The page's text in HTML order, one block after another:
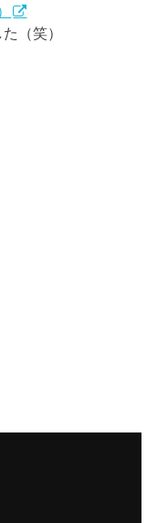
（笑）